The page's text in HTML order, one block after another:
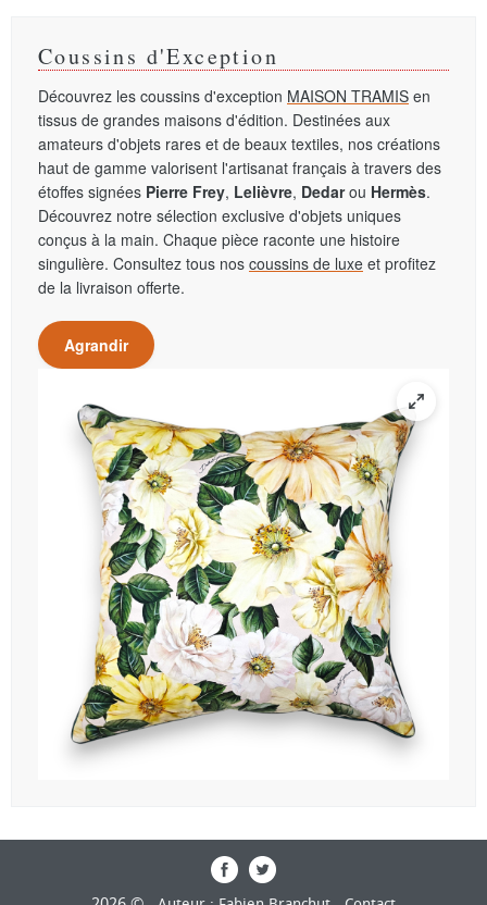
Coussins d'Exception
Découvrez les coussins d'exception MAISON TRAMIS en
tissus de grandes maisons d'édition. Destinées aux
amateurs d'objets rares et de beaux textiles, nos créations
haut de gamme valorisent l'artisanat français à travers des
étoffes signées Pierre Frey, Lelièvre, Dedarou Hermès.
Découvrez notre sélection exclusive d'objets uniques
conçus à la main. Chaque pièce raconte une histoire
singulière. Consultez tous nos coussins de luxe et profitez
de la livraison offerte.
Agrandir